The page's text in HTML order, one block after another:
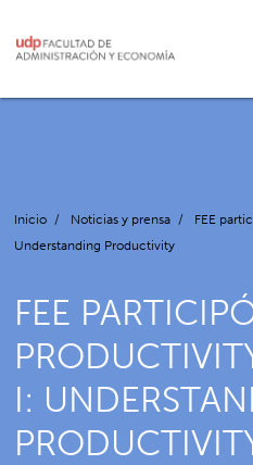
Inicio / Noticias y prensa /
FEE
Understanding Productivity
FEE
I: